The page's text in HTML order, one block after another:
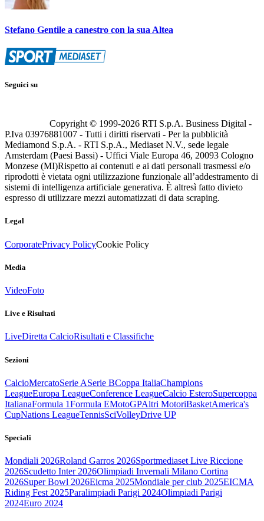
Stefano Gentile a canestro con la sua Altea
Seguici su
Copyright © 1999-2026 RTI S.p.A. Business Digital -
P.Iva 03976881007 - Tutti i diritti riservati - Per la pubblicità
Mediamond S.p.A. - RTI S.p.A., Mediaset N.V., sede legale
Amsterdam (Paesi Bassi) - Uffici Viale Europa 46, 20093 Cologno
Monzese (MI)Rispetto ai contenuti e ai dati personali trasmessi e/o
riprodotti è vietata ogni utilizzazione funzionale all’addestramento di
sistemi di intelligenza artificiale generativa. È altresì fatto divieto
espresso di utilizzare mezzi automatizzati di data scraping.
Legal
CorporatePrivacy PolicyCookie Policy
Media
VideoFoto
Live e Risultati
LiveDiretta CalcioRisultati e Classifiche
Sezioni
CalcioMercatoSerie ASerie BCoppa ItaliaChampions
LeagueEuropa LeagueConference LeagueCalcio EsteroSupercoppa
ItalianaFormula 1Formula EMotoGPAltri MotoriBasketAmerica's
CupNations LeagueTennisSciVolleyDrive UP
Speciali
Mondiali 2026Roland Garros 2026Sportmediaset Live Riccione
2026Scudetto Inter 2026Olimpiadi Invernali Milano Cortina
2026Super Bowl 2026Eicma 2025Mondiale per club 2025EICMA
Riding Fest 2025Paralimpiadi Parigi 2024Olimpiadi Parigi
2024Euro 2024